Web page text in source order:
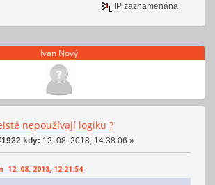
IP zaznamenána
Ivan Nový
nepoužívají logiku ?
kdy: 12. 08. 2018, 14:38:06 »
08. 2018, 12:21:54